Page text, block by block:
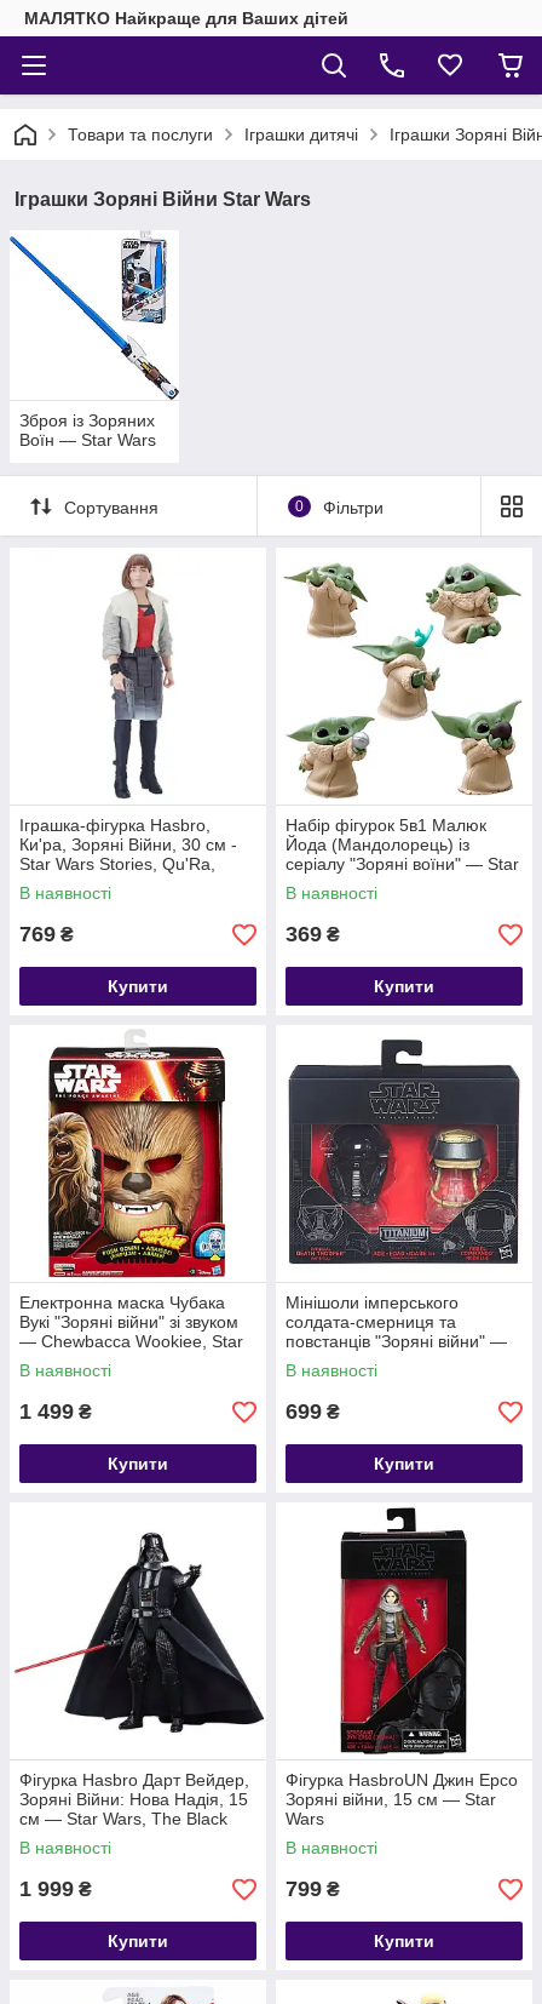
МАЛЯТКО Найкраще для Ваших дітей
Товари та послуги Іграшки дитячі Іграшки Зоряні
Іграшки Зоряні Війни Star Wars
Зброя із Зоряних
Воїн — Star Wars
Сортування 0 Фільтри
Іграшка-фігурка Hasbro,
Ки'ра, Зоряні Війни, 30 см -
Star Wars Stories, Qu'Ra,
Titan Hero Series
В наявності
769 ₴
Купити
Набір фігурок 5в1 Малюк
Йода (Мандолорець) із
серіалу "Зоряні воїни" — Star
Wars, Mandalorian, 6 см #1
В наявності
369 ₴
Купити
Електронна маска Чубака
Вукі "Зоряні війни" зі звуком
— Chewbacca Wookiee, Star
Wars, Hasbro
В наявності
1 499 ₴
Купити
Мінішоли імперського
солдата-смерниця та
повстанців "Зоряні війни" —
Star Wars, Black Series,
Hasbro
В наявності
699 ₴
Купити
Фігурка Hasbro Дарт Вейдер,
Зоряні Війни: Нова Надія, 15
см — Star Wars, The Black
Series
В наявності
1 999 ₴
Купити
Фігурка HasbroUN Джин Ерсо
Зоряні війни, 15 см — Star
Wars
В наявності
799 ₴
Купити